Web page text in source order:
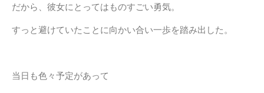
だから、彼女にとってはものすごい勇気。
すっと避けていたことに向かい合い一歩を踏み出した。
当日も色々予定があって